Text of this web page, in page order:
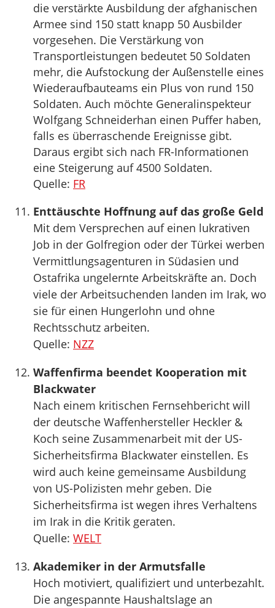
die verstärkte Ausbildung der afghanischen
Armee sind 150 statt knapp 50 Ausbilder
vorgesehen. Die Verstärkung von
Transportleistungen bedeutet 50 Soldaten
mehr, die Aufstockung der Außenstelle eines
Wiederaufbauteams ein Plus von rund 150
Soldaten. Auch möchte Generalinspekteur
Wolfgang Schneiderhan einen Puffer haben,
falls es überraschende Ereignisse gibt.
Daraus ergibt sich nach FR-Informationen
eine Steigerung auf 4500 Soldaten.
Quelle: FR
Enttäuschte Hoffnung auf das große Geld
Mit dem Versprechen auf einen lukrativen
Job in der Golfregion oder der Türkei werben
Vermittlungsagenturen in Südasien und
Ostafrika ungelernte Arbeitskräfte an. Doch
viele der Arbeitsuchenden landen im Irak, wo
sie für einen Hungerlohn und ohne
Rechtsschutz arbeiten.
Quelle: NZZ
Waffenfirma beendet Kooperation mit
Blackwater
Nach einem kritischen Fernsehbericht will
der deutsche Waffenhersteller Heckler &
Koch seine Zusammenarbeit mit der US-
Sicherheitsfirma Blackwater einstellen. Es
wird auch keine gemeinsame Ausbildung
von US-Polizisten mehr geben. Die
Sicherheitsfirma ist wegen ihres Verhaltens
im Irak in die Kritik geraten.
Quelle: WELT
Akademiker in der Armutsfalle
Hoch motiviert, qualifiziert und unterbezahlt.
Die angespannte Haushaltslage an